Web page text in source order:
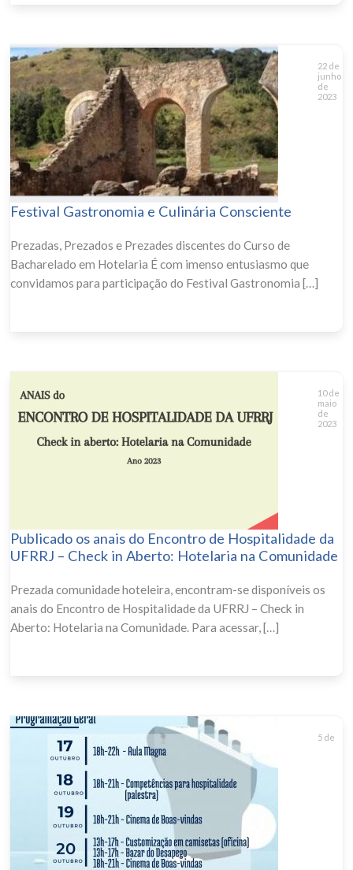
22 de
junho
de
2023
Festival Gastronomia e Culinária Consciente
Prezadas, Prezados e Prezades discentes do Curso de
Bacharelado em Hotelaria É com imenso entusiasmo que
convidamos para participação do Festival Gastronomia […]
10 de
maio
de
2023
Publicado os anais do Encontro de Hospitalidade da
UFRRJ – Check in Aberto: Hotelaria na Comunidade
Prezada comunidade hoteleira, encontram-se disponíveis os
anais do Encontro de Hospitalidade da UFRRJ – Check in
Aberto: Hotelaria na Comunidade. Para acessar, […]
5 de